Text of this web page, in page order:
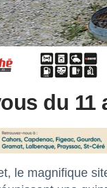
du 11
le magnifique